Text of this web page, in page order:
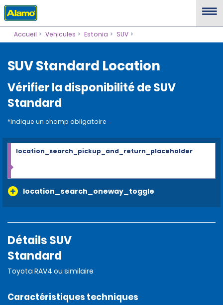
Accueil Vehicules Estonia SUV
SUV Standard Location
Vérifier la disponibilité de SUV
Standard
*Indique un champ obligatoire
location_search_oneway_toggle
location_search_pickup_and_return_placeholder
Détails SUV
Standard
Toyota RAV4 ou similaire
Caractéristiques techniques